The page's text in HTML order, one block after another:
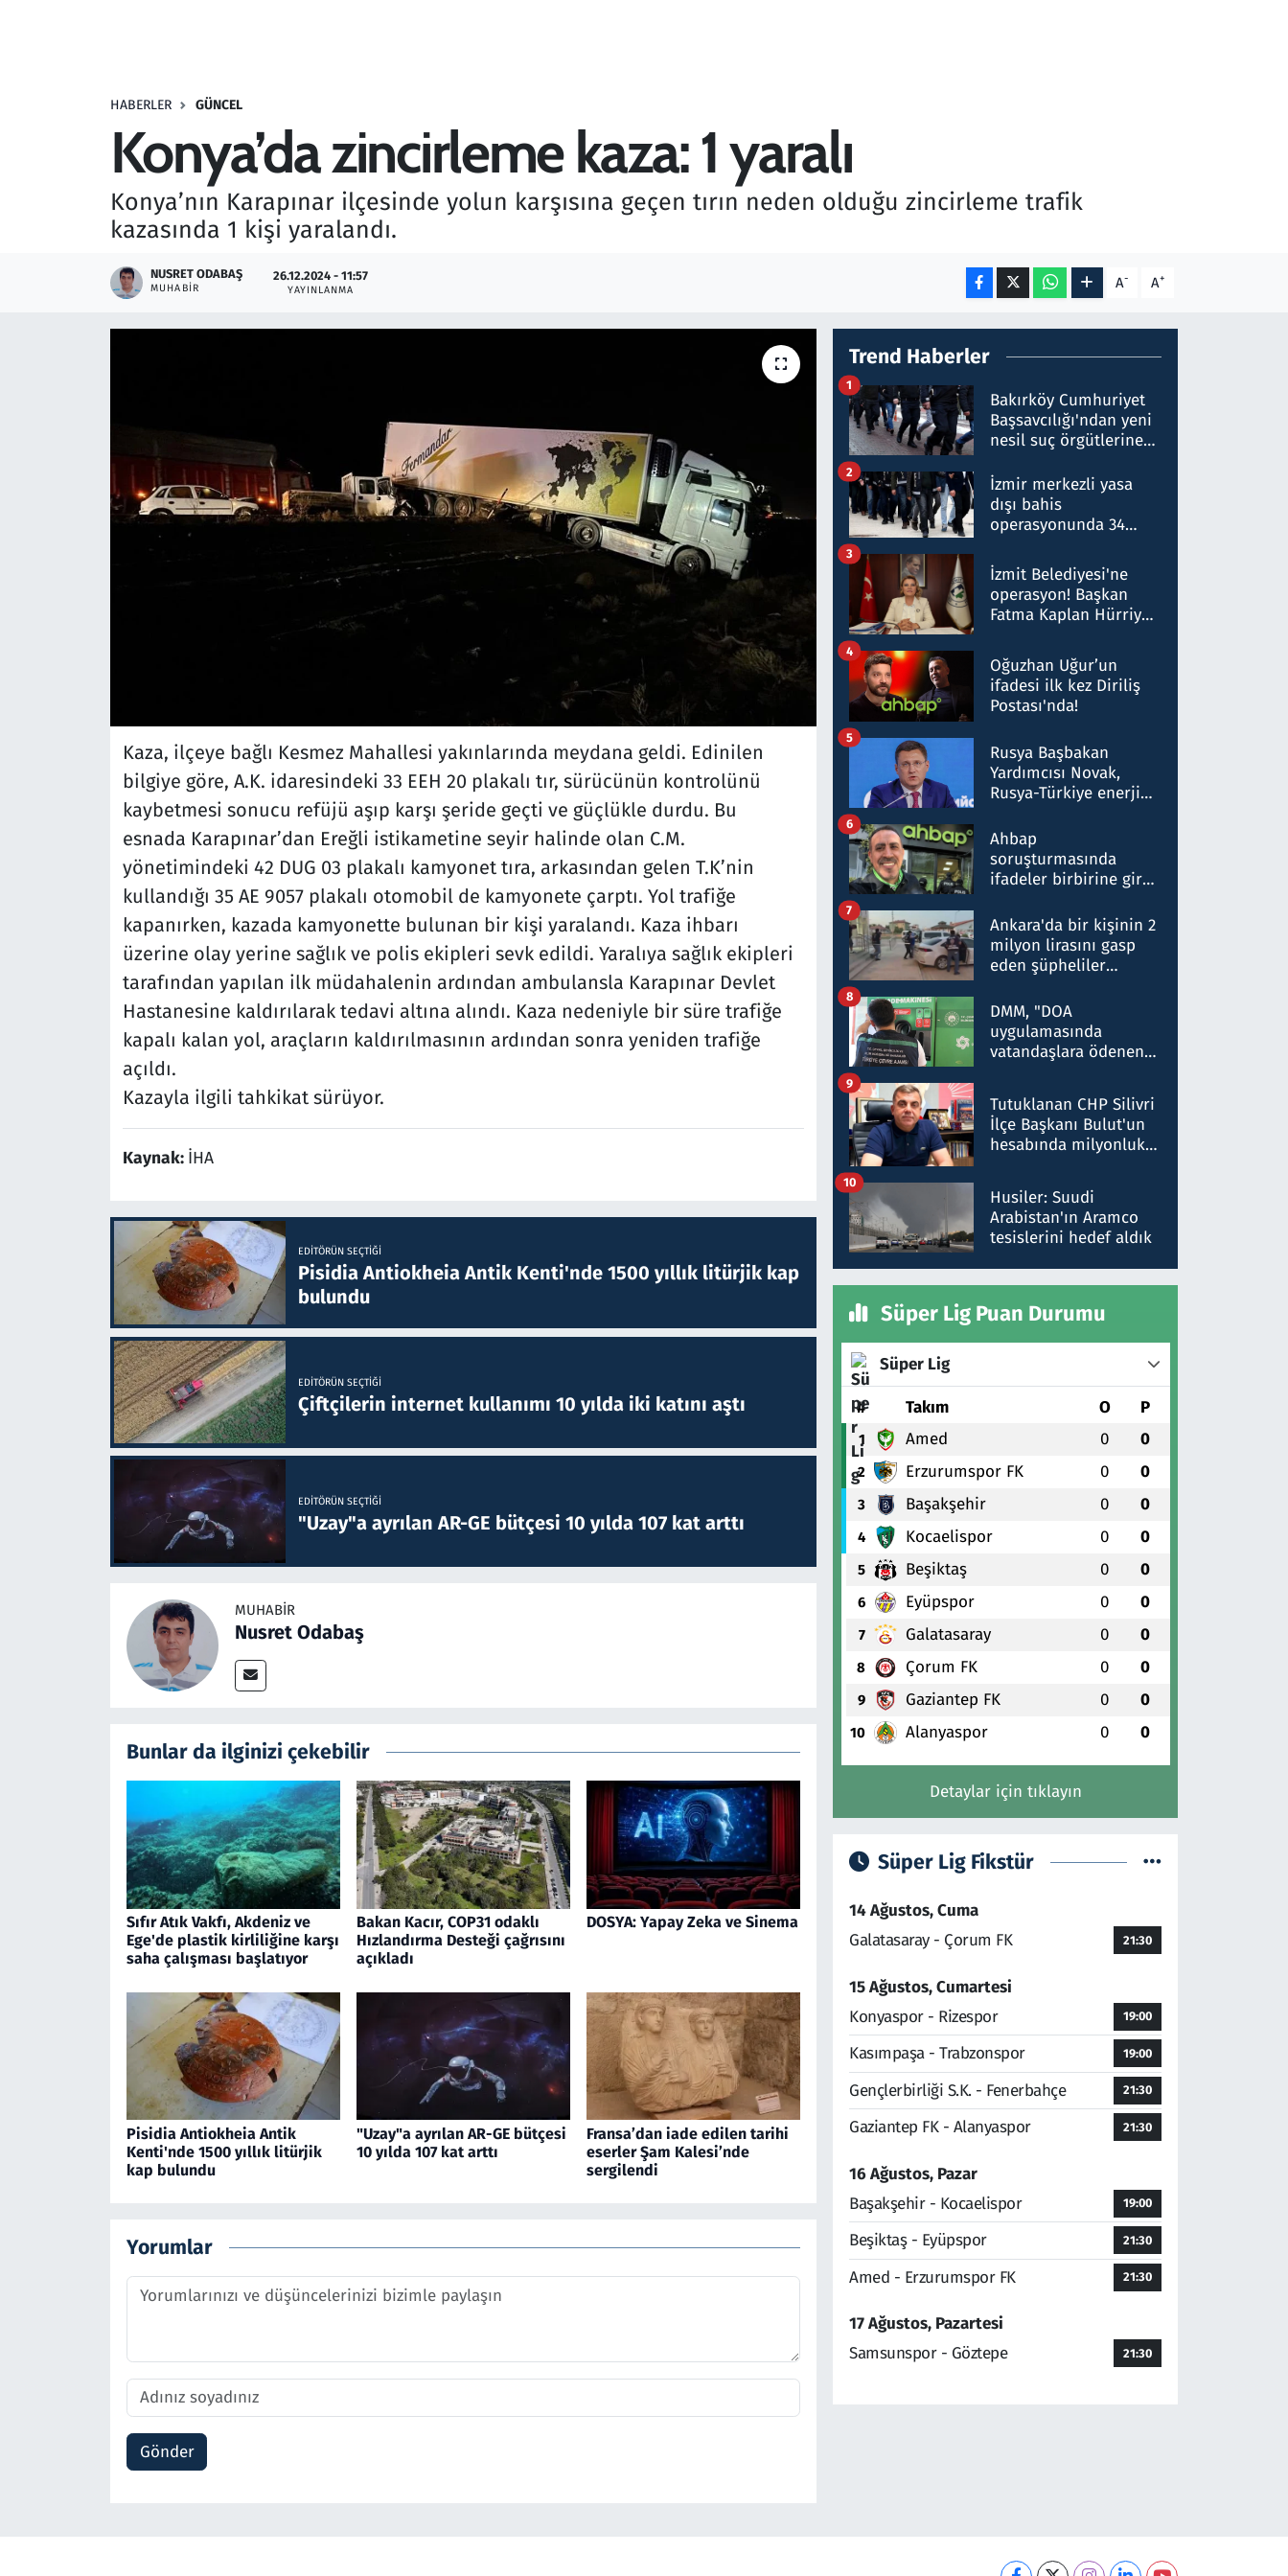
HABERLER GÜNCEL
Konya’da zincirleme kaza: 1 yaralı
Konya’nın Karapınar ilçesinde yolun karşısına geçen tırın neden olduğu zincirleme trafik
kazasında 1 kişi yaralandı.
NUSRET ODABAŞ
MUHABIR
26.12.2024 - 11:57
YAYINLANMA A- A+
Kaza, ilçeye bağlı Kesmez Mahallesi yakınlarında meydana geldi. Edinilen
bilgiye göre, A.K. idaresindeki 33 EEH 20 plakalı tır, sürücünün kontrolünü
kaybetmesi sonucu refüjü aşıp karşı şeride geçti ve güçlükle durdu. Bu
esnada Karapınar’dan Ereğli istikametine seyir halinde olan C.M.
yönetimindeki 42 DUG 03 plakalı kamyonet tıra, arkasından gelen T.K’nin
kullandığı 35 AE 9057 plakalı otomobil de kamyonete çarptı. Yol trafiğe
kapanırken, kazada kamyonette bulunan bir kişi yaralandı. Kaza ihbarı
üzerine olay yerine sağlık ve polis ekipleri sevk edildi. Yaralıya sağlık ekipleri
tarafından yapılan ilk müdahalenin ardından ambulansla Karapınar Devlet
Hastanesine kaldırılarak tedavi altına alındı. Kaza nedeniyle bir süre trafiğe
kapalı kalan yol, araçların kaldırılmasının ardından sonra yeniden trafiğe
açıldı.
Kazayla ilgili tahkikat sürüyor.
Kaynak: İHA
EDITÖRÜN SEÇTIĞI
Pisidia Antiokheia Antik Kenti'nde 1500 yıllık litürjik kap
bulundu
EDITÖRÜN SEÇTIĞI
Çiftçilerin internet kullanımı 10 yılda iki katını aştı
EDITÖRÜN SEÇTIĞI
"Uzay"a ayrılan AR-GE bütçesi 10 yılda 107 kat arttı
MUHABIR
Nusret Odabaş
Bunlar da ilginizi çekebilir
Sıfır Atık Vakfı, Akdeniz ve
Ege'de plastik kirliliğine karşı
saha çalışması başlatıyor
Bakan Kacır, COP31 odaklı
Hızlandırma Desteği çağrısını
açıkladı
DOSYA: Yapay Zeka ve Sinema
Pisidia Antiokheia Antik
Kenti'nde 1500 yıllık litürjik
kap bulundu
"Uzay"a ayrılan AR-GE bütçesi
10 yılda 107 kat arttı
Fransa’dan iade edilen tarihi
eserler Şam Kalesi’nde
sergilendi
Yorumlar
Gönder
Trend Haberler
Bakırköy Cumhuriyet
Başsavcılığı'ndan yeni
nesil suç örgütlerine
hakkında gözaltı kararı
1
İzmir merkezli yasa
dışı bahis
operasyonunda 34
Milyar liralık para
trafiği tespit edildi
2
İzmit Belediyesi'ne
operasyon! Başkan
Fatma Kaplan Hürriyet
3
Oğuzhan Uğur’un
ifadesi ilk kez Diriliş
Postası'nda!
4
Rusya Başbakan
Yardımcısı Novak,
Rusya-Türkiye enerji
nitelikte olduğunu
belirtti
5
Ahbap
soruşturmasında
ifadeler birbirine girdi:
ifadelerinden ortaya
çıkan tablo şok etti
6
Ankara'da bir kişinin 2
milyon lirasını gasp
eden şüpheliler
7
DMM, "DOA
uygulamasında
vatandaşlara ödenen
düşürüldüğü" iddiasını
yalanladı
8
Tutuklanan CHP Silivri
İlçe Başkanı Bulut'un
hesabında milyonluk
talimat verdi, ben
gönderdim
9
Husiler: Suudi
Arabistan'ın Aramco
tesislerini hedef aldık
10
Süper Lig Puan Durumu
Süper Lig
# Takım O P
1 Amed 0 0
2 Erzurumspor FK 0 0
3 Başakşehir 0 0
4 Kocaelispor 0 0
5 Beşiktaş 0 0
6 Eyüpspor 0 0
7 Galatasaray 0 0
8 Çorum FK 0 0
9 Gaziantep FK 0 0
10 Alanyaspor 0 0
Detaylar için tıklayın
Süper Lig Fikstür
14 Ağustos, Cuma
Galatasaray - Çorum FK
21:30
15 Ağustos, Cumartesi
Konyaspor - Rizespor
19:00
Kasımpaşa - Trabzonspor 19:00
Gençlerbirliği S.K. - Fenerbahçe 21:30
Gaziantep FK - Alanyaspor 21:30
16 Ağustos, Pazar
Başakşehir - Kocaelispor
19:00
Beşiktaş - Eyüpspor 21:30
Amed - Erzurumspor FK 21:30
17 Ağustos, Pazartesi
Samsunspor - Göztepe
21:30
Savunma Sanayi
Seçim 2023